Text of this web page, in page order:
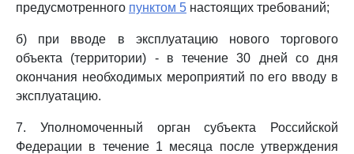
предусмотренного пунктом 5 настоящих требований;
б) при вводе в эксплуатацию нового торгового
объекта (территории) - в течение 30 дней со дня
окончания необходимых мероприятий по его вводу в
эксплуатацию.
7. Уполномоченный орган субъекта Российской
Федерации в течение 1 месяца после утверждения